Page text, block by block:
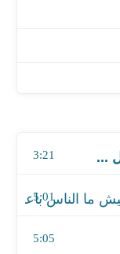
...
3:21
5:01
5:05
مفيش